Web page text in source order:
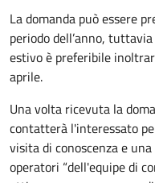
La domanda può essere
periodo dell’anno,
estivo è preferibile
aprile.
Una volta ricevuta la
contatterà l'interessato
visita di conoscenza e
operatori “dell'equipe di